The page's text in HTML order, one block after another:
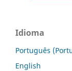
Idioma
Português
English